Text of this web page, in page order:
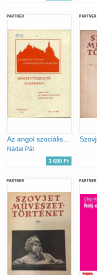
PARTNER
Nádai Pál
3 690 Ft
PARTNER
PARTNER PARTNER